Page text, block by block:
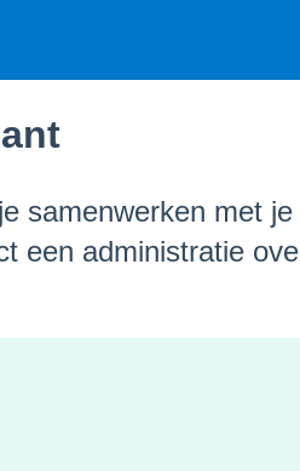
samenwerken met
een administratie